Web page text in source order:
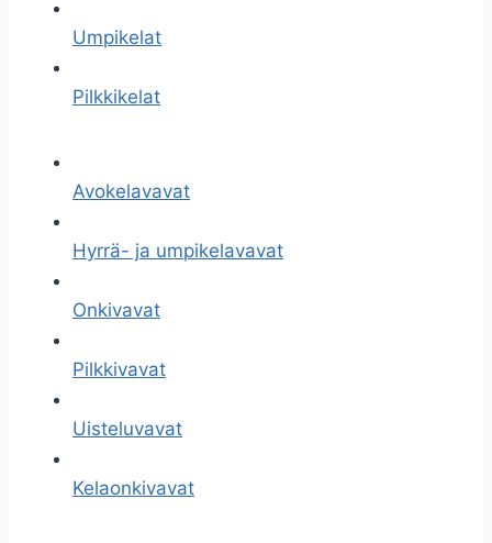
Umpikelat
Pilkkikelat
Avokelavavat
Hyrrä- ja umpikelavavat
Onkivavat
Pilkkivavat
Uisteluvavat
Kelaonkivavat